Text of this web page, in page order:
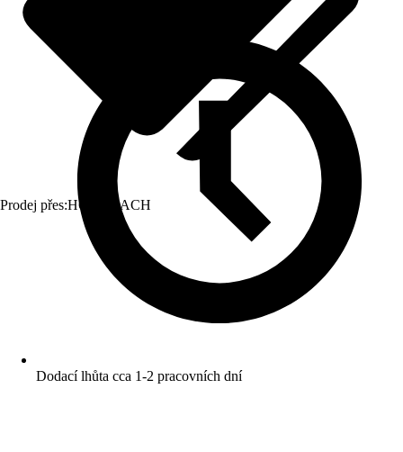
Prodej přes:HORNBACH
Dodací lhůta cca 1-2 pracovních dní